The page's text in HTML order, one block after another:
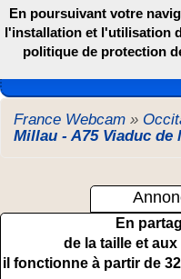
Les webcams de
France Webcam »
Millau - A75 Viaduc de
En
de la taille et
il fonctionne à partir de
En poursuivant votre
l'installation et l'utilisation
politique de protection